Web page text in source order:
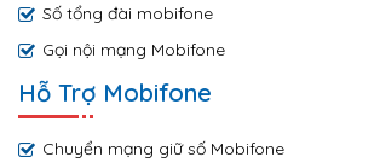
Số tổng đài mobifone
Gọi nội mạng Mobifone
Hỗ Trợ Mobifone
Chuyển mạng giữ số Mobifone